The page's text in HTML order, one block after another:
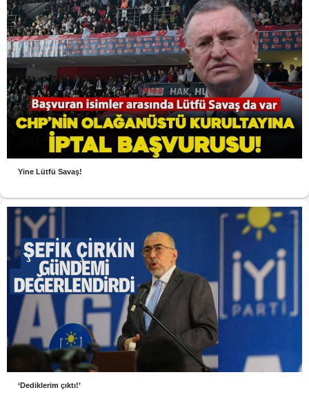
Yine Lütfü Savaş!
‘Dediklerim çıktı!’